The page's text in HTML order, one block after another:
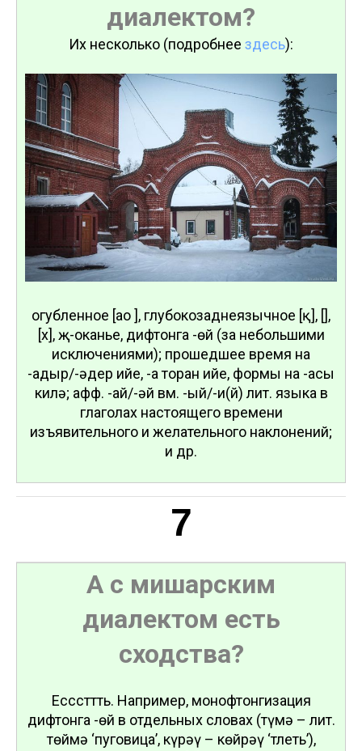
диалектом?
Их несколько (подробнее здесь):
огубленное [ао ], глубокозаднеязычное [қ], [ғ],
[х], җ-оканье, дифтонга -өй (за небольшими
исключениями); прошедшее время на
-адыр/-әдер ийе, -а торған ийе, формы на -асы
килә; афф. -ай/-әй вм. -ый/-и(й) лит. языка в
глаголах настоящего времени
изъявительного и желательного наклонений;
и др.
7
А с мишарским
диалектом есть
сходства?
Есссттть. Например, монофтонгизация
дифтонга -өй в отдельных словах (түмә – лит.
төймә ‘пуговица’, күрәү – көйрәү ‘тлеть’),